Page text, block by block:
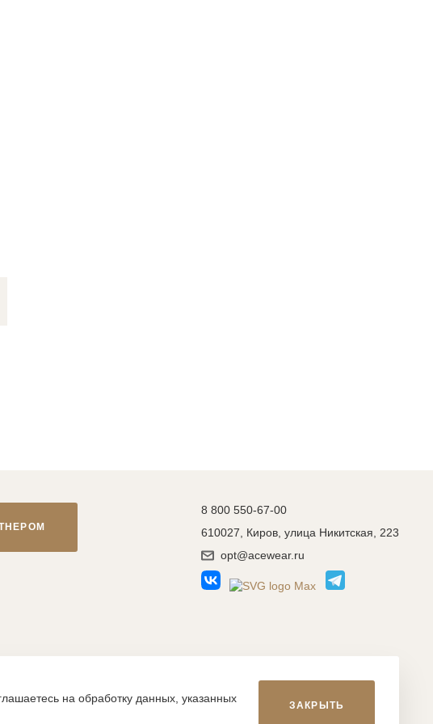
8 800 550-67-00
610027, Киров, улица Никитская, 223
opt@acewear.ru
на обработку данных, указанных
ЗАКРЫТЬ